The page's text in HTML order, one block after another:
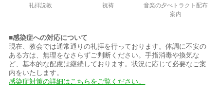
礼拝説教 祝祷
音楽の夕べトラクト配布
案内
■感染症への対応について
現在、教会では通常通りの礼拝を行っております。体調に不安の
ある方は、無理をなさらずご判断ください。手指消毒や換気な
ど、基本的な配慮は継続しております。状況に応じて必要なご案
内をいたします。
感染症対策の詳細はこちらをご覧ください。